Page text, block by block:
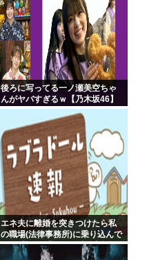
後ろに写ってる一ノ瀬美空ちゃ
んがヤバすぎるｗ【乃木坂46】
エネ夫に離婚を突きつけたら私
の職場(法律事務所)に乗り込んで
きた 堂々と「離婚の法律相談で
す。母の薦めでこちらに参りま